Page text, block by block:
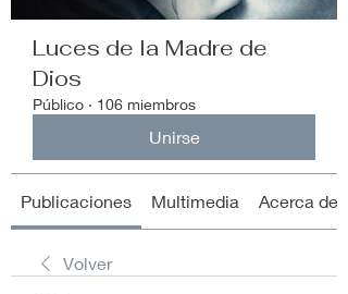
Luces de la Madre de
Dios
Público · 106 miembros
Unirse
Publicaciones Multimedia Acerca de
Volver